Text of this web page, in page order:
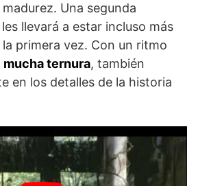
Una segunda
llevará a estar incluso más
primera vez. Con un ritmo
mucha ternura, también
en los detalles de la historia